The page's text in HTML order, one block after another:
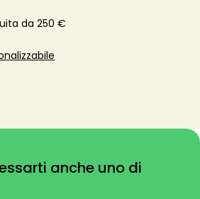
da 250 €
anche uno di